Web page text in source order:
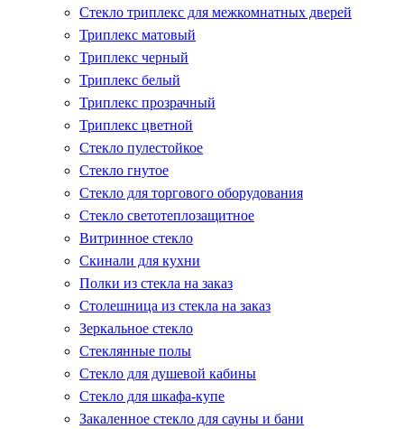
Стекло триплекс для межкомнатных дверей
Триплекс матовый
Триплекс черный
Триплекс белый
Триплекс прозрачный
Триплекс цветной
Стекло пулестойкое
Стекло гнутое
Стекло для торгового оборудования
Стекло светотеплозащитное
Витринное стекло
Скинали для кухни
Полки из стекла на заказ
Столешница из стекла на заказ
Зеркальное стекло
Стеклянные полы
Стекло для душевой кабины
Стекло для шкафа-купе
Закаленное стекло для сауны и бани